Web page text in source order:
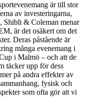
är till stor
av investeringarna,
Shibli & Coleman menar
är det osäkert om det
Deras påstående är
många evenemang i
i Malmö – och att de
täcker upp för dess
på andra effekter av
fysisk och
som ofta gör att vi